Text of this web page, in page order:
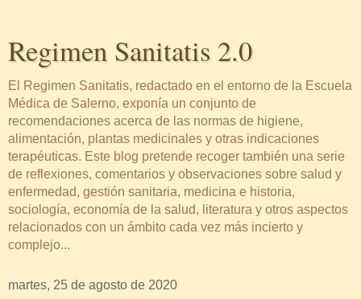
Regimen Sanitatis 2.0
El Regimen Sanitatis, redactado en el entorno de la Escuela
Médica de Salerno, exponía un conjunto de
recomendaciones acerca de las normas de higiene,
alimentación, plantas medicinales y otras indicaciones
terapéuticas. Este blog pretende recoger también una serie
de reflexiones, comentarios y observaciones sobre salud y
enfermedad, gestión sanitaria, medicina e historia,
sociología, economía de la salud, literatura y otros aspectos
relacionados con un ámbito cada vez más incierto y
complejo...
martes, 25 de agosto de 2020